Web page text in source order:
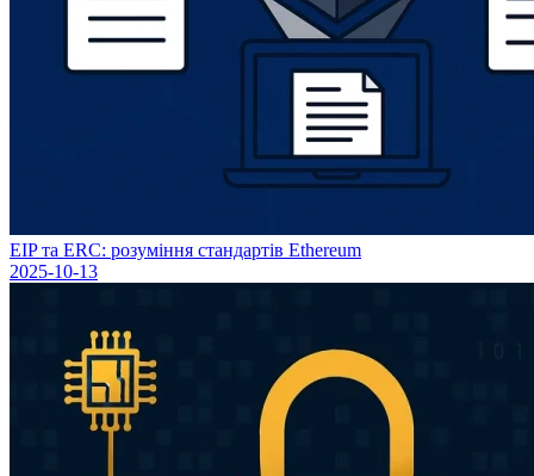
EIP та ERC: розуміння стандартів Ethereum
2025-10-13